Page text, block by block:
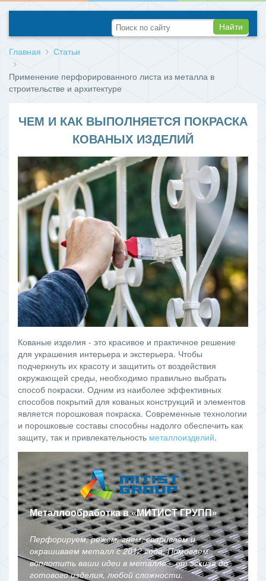
Найти
Главная Статьи
Применение перфорированного листа из металла в
строительстве и архитектуре
ЧЕМ И КАК ВЫПОЛНЯЕТСЯ ПОКРАСКА
КОВАНЫХ ИЗДЕЛИЙ
Кованые изделия - это красивое и практичное решение
для украшения интерьера и экстерьера. Чтобы
подчеркнуть их красоту и защитить от воздействия
окружающей среды, необходимо правильно выбрать
способ покраски. Одним из наиболее эффективных
способов покрытий для кованых конструкций и элементов
является порошковая покраска. Современные технологии
и порошковые составы способны надолго обеспечить как
защиту, так и привлекательность металлоизделий.
Металлообработка в«МИТИСТ ГРУПП»
Перфорируем, режем, гнем, свариваем и
окрашиваем металл с 2012 года. Помогаем
воплотить ваши идеи в металле – от эскиза до
готового изделия, любой сложности.